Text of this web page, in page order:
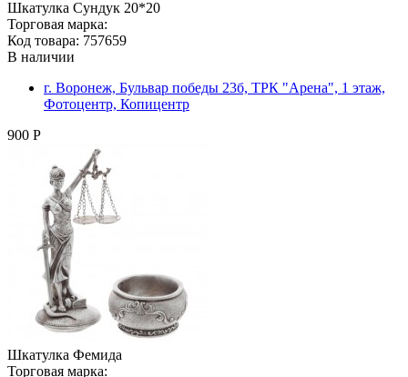
Шкатулка Сундук 20*20
Торговая марка:
Код товара: 757659
В наличии
г. Воронеж, Бульвар победы 23б, ТРК "Арена", 1 этаж,
Фотоцентр, Копицентр
900 Р
Шкатулка Фемида
Торговая марка: